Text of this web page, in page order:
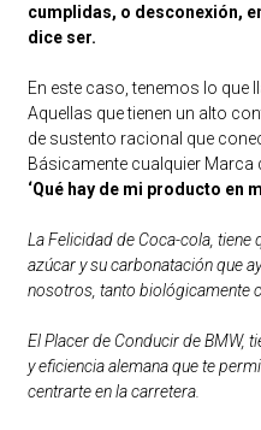
cumplidas, o desconexión,
dice ser.
En este caso, tenemos lo que
Aquellas que tienen un alto
de sustento racional que
Básicamente cualquier Marca
‘Qué hay de mi producto en
La Felicidad de Coca-cola, tiene
azúcar y su carbonatación que
nosotros, tanto biológicamente
El Placer de Conducir de BMW,
y eficiencia alemana que te
centrarte en la carretera.